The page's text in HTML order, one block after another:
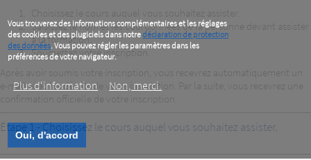
Vous trouverez des informations complémentaires et les réglages
des cookies et des plugiciels dans notredéclaration de protection
des données. Vous pouvez régler les paramètres dans les
préférences de votre navigateur.
Plus d‘information Non, merci.
Oui, d'accord
Choisissez le cours auquel vous souhaitez assister.
Saisissez le nom et les coordonnées de la personne devant assister
à la formation.
Soumettez votre inscription.
Après avoir soumis votre inscription, vous recevrez automatiquement un
e-mail avec les détails de votre inscription. Par la suite, vous recevrez une
confirmation officielle de votre inscription.
Étape 1 - Choisissez le cours auquel vous souhaitez assister.